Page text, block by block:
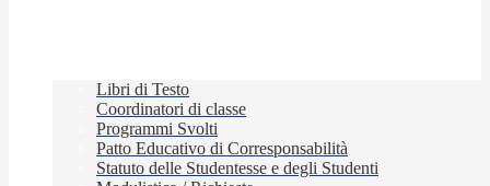
Libri di Testo
Coordinatori di classe
Programmi Svolti
Patto Educativo di Corresponsabilità
Statuto delle Studentesse e degli Studenti